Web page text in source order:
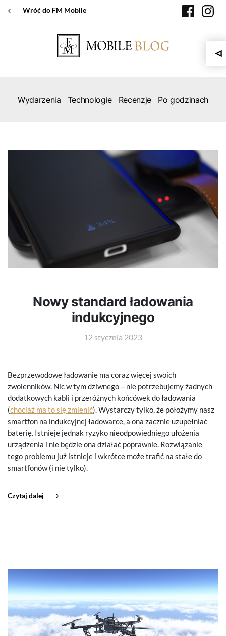
Wróć do FM Mobile facebook
Wydarzenia Technologie Recenzje Po godzinach
Nowy standard ładowania
indukcyjnego
12 stycznia 2023
Bezprzewodowe ładowanie ma coraz więcej swoich
zwolenników. Nic w tym dziwnego – nie potrzebujemy żadnych
dodatkowych kabli i przeróżnych końcówek do ładowania
(chociaż ma to się zmienić). Wystarczy tylko, że położymy nasz
smartfon na indukcyjnej ładowarce, a ona zacznie uzupełniać
baterię. Istnieje jednak ryzyko nieodpowiedniego ułożenia
urządzenia i nie będzie ona działać poprawnie. Rozwiązanie
tego problemu już istnieje i wkrótce może trafić na stałe do
smartfonów (i nie tylko).
Czytaj dalej